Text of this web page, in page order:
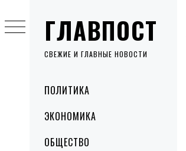
ГЛАВПОСТ
СВЕЖИЕ И ГЛАВНЫЕ НОВОСТИ
MenuПОЛИТИКА
ЭКОНОМИКА
ОБЩЕСТВО
to
content